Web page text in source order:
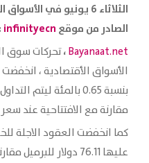
الثلاثاء 6 يونيو في الأسواق الأقتصادية
الصادر من موقع infinityecn
:
Bayanaat.net،تحركات سوق
الأسواق الأقتصادية ،
مقارنة مع الافتتاحية عند سعر 72.15 دولار للبرميل